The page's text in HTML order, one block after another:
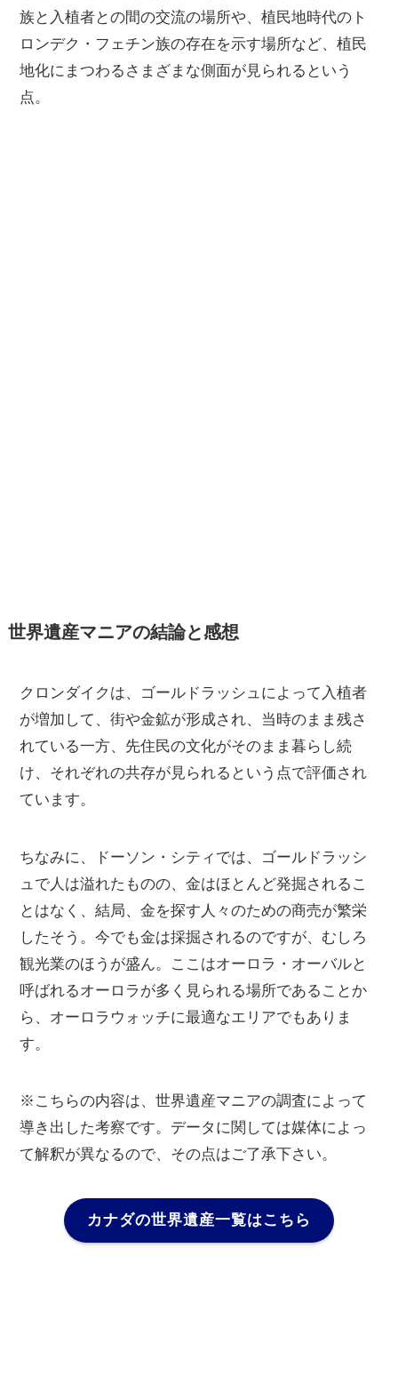
族と入植者との間の交流の場所や、植民地時代のト
ロンデク・フェチン族の存在を示す場所など、植民
地化にまつわるさまざまな側面が見られるという
点。
世界遺産マニアの結論と感想
クロンダイクは、ゴールドラッシュによって入植者
が増加して、街や金鉱が形成され、当時のまま残さ
れている一方、先住民の文化がそのまま暮らし続
け、それぞれの共存が見られるという点で評価され
ています。
ちなみに、ドーソン・シティでは、ゴールドラッシ
ュで人は溢れたものの、金はほとんど発掘されるこ
とはなく、結局、金を探す人々のための商売が繁栄
したそう。今でも金は採掘されるのですが、むしろ
観光業のほうが盛ん。ここはオーロラ・オーバルと
呼ばれるオーロラが多く見られる場所であることか
ら、オーロラウォッチに最適なエリアでもありま
す。
※こちらの内容は、世界遺産マニアの調査によって
導き出した考察です。データに関しては媒体によっ
て解釈が異なるので、その点はご了承下さい。
カナダの世界遺産一覧はこちら